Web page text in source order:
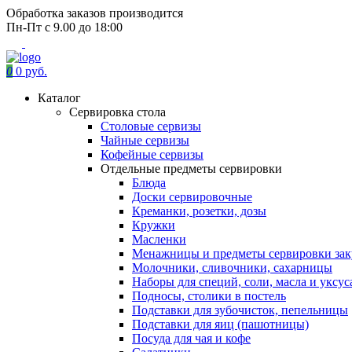
Обработка заказов производится
Пн-Пт с 9.00 до 18:00
0 0 руб.
Каталог
Сервировка стола
Столовые сервизы
Чайные сервизы
Кофейные сервизы
Отдельные предметы сервировки
Блюда
Доски сервировочные
Креманки, розетки, дозы
Кружки
Масленки
Менажницы и предметы сервировки
Молочники, сливочники, сахарницы
Наборы для специй, соли, масла и
Подносы, столики в постель
Подставки для зубочисток, пепельницы
Подставки для яиц (пашотницы)
Посуда для чая и кофе